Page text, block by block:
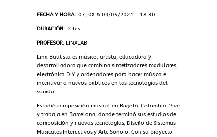
FECHA Y HORA:07, 08 & 09/05/2021 - 18:30
DURACIÓN:2 hrs
PROFESOR: LINALAB
Lina Bautista es músico, artista, educadora y
desarrolladora que combina sintetizadores modulares,
electrónica DIY y ordenadores para hacer música e
incentivar a nuevos públicos en las tecnologías del
sonido.
Estudió composición musical en Bogotá, Colombia. Vive
y trabaja en Barcelona, donde terminó sus estudios de
composición y nuevas tecnologías, Diseño de Sistemas
Musicales Interactivos y Arte Sonoro. Con su proyecto